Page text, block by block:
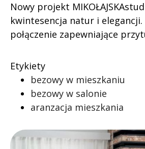
Nowy projekt
kwintesencja natur i
połączenie zapewniające
Etykiety
bezowy w mieszkaniu
bezowy w salonie
aranzacja mieszkania